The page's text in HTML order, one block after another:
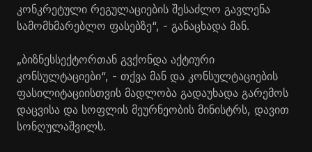
კონკრეტული რეგულაციების შესაძლო გავლენა
სამომხმარებლო ფასებზე“, - განაცხადა მან.
„ბიზნესსექტორთან გვქონდა აქტიური
კონსულტაციები“, - თქვა მან და კონსულტაციების
ფასილიტაციისთვის მადლობა გადაუხადა გარემოს
დაცვისა და სოფლის მეურნეობის მინისტრს, დავით
სონღულაშვილს.